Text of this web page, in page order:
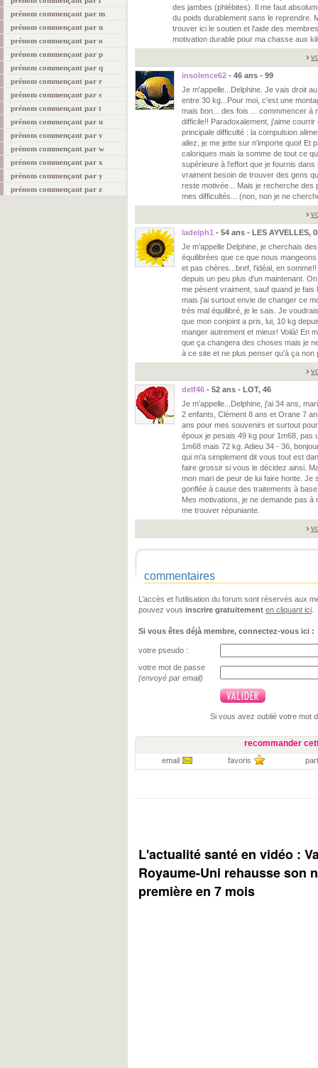
prénom commençant par m
prénom commençant par n
prénom commençant par o
prénom commençant par p
prénom commençant par q
prénom commençant par r
prénom commençant par s
prénom commençant par t
prénom commençant par u
prénom commençant par v
prénom commençant par w
prénom commençant par x
prénom commençant par y
prénom commençant par z
des jambes (phlébites). Il me faut
du poids durablement sans le reprendre.
trouver ici le soutien et l'aide des
motivation durable pour ma chasse aux
insolence62 - 46 ans - 99
Je m'appelle...Delphine. Je vais droit
entre 30 kg...Pour moi, c'est une
mais bon... des fois ... commmencer à
difficile!! Paradoxalement, j'aime
principale difficulté : la compulsion
allez, je me jette sur n'importe quoi! Et
caloriques mais la somme de tout ce
supérieure à l'effort que je fournis
vraiment besoin de trouver des gens
reste motivée... Mais je recherche
mes difficultés... (non, non je ne
ladelph1 - 54 ans - LES AYVELLES,
Je m’appelle Delphine, je cherchais
équilibrées que ce que nous
et pas chères...bref, l'idéal, en
depuis un peu plus d'un maintenant.
me pèsent vraiment, sauf quand je
mais j'ai surtout envie de changer ce
très mal équilibré, je le sais. Je
que mon conjoint a pris, lui, 10 kg
manger autrement et mieux! Voilà! En
que ça changera des choses mais je
à ce site et ne plus penser qu'à ça non
delf46 - 52 ans - LOT, 46
Je m’appelle...Delphine, j'ai 34 ans,
2 enfants, Clément 8 ans et Orane 7
ans pour mes souvenirs et surtout
époux je pesais 49 kg pour 1m68, pas
1m68 mais 72 kg. Adieu 34 - 36,
qui m'a simplement dit vous tout est
faire grossir si vous le décidez ainsi.
mon mari de peur de lui faire honte.
gonflée à cause des traitements à
Mes motivations, je ne demande pas
me trouver répuniante.
commentaires
L’accès et l’utilisation du forum sont réservés aux
pouvez vous inscrire gratuitement en cliquant ici
Si vous êtes déjà membre, connectez-vous ici :
votre pseudo :
votre mot de passe
(envoyé par email)
Si vous avez oublié votre mot
recommander
email favoris
L'actualité santé en vidéo :
Royaume-Uni rehausse son
première en 7 mois